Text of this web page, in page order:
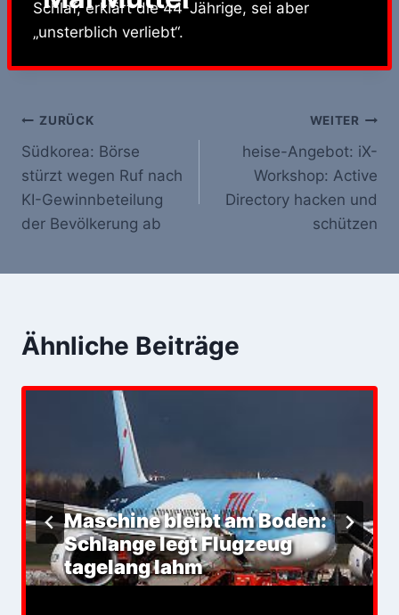
Schlaf, erklärt die 44-Jährige, sei aber
„unsterblich verliebt“.
Beitrags-
Navigation
ZURÜCK
Südkorea: Börse
stürzt wegen Ruf nach
KI-Gewinnbeteilung
der Bevölkerung ab
WEITER
heise-Angebot: iX-
Workshop: Active
Directory hacken und
schützen
Ähnliche Beiträge
Maschine bleibt am Boden:
Schlange legt Flugzeug
tagelang lahm